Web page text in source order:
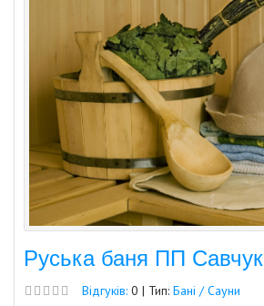
Руська баня ПП Савчук
Відгуків: 0 | Тип: Бані / Сауни